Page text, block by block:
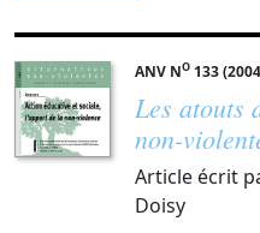
ANV NO 133
Les atouts
non-
Article écrit
Doisy